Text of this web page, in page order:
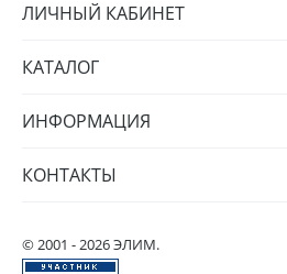
ЛИЧНЫЙ КАБИНЕТ
КАТАЛОГ
ИНФОРМАЦИЯ
КОНТАКТЫ
© 2001 - 2026 ЭЛИМ.